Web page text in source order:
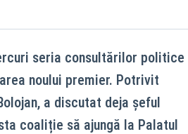
seria consultărilor politice
noului premier. Potrivit
a discutat deja șeful
coaliție să ajungă la Palatul